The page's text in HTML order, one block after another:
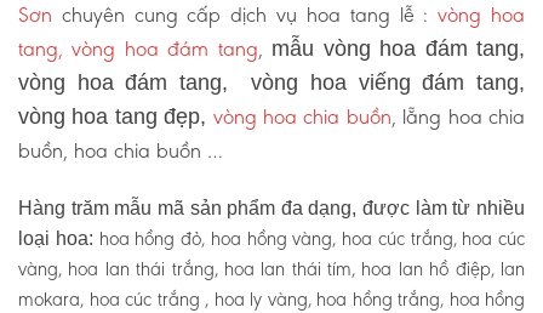
Sơn chuyên cung cấp dịch vụ hoa tang lễ :vòng hoa
tang, vòng hoa đám tang, mẫu vòng hoa đám tang,
vòng hoa đám tang, vòng hoa viếng đám tang,
vòng hoa tang đẹp, vòng hoa chia buồn, lẵng hoa chia
buồn, hoa chia buồn …
Hàng trăm mẫu mã sản phẩm đa dạng, được làm từ nhiều
loại hoa: hoa hồng đỏ, hoa hồng vàng, hoa cúc trắng, hoa cúc
vàng, hoa lan thái trắng, hoa lan thái tím, hoa lan hồ điệp, lan
mokara, hoa cúc trắng , hoa ly vàng, hoa hồng trắng, hoa hồng